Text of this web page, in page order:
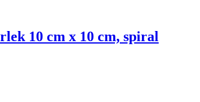
10 cm x 10 cm, spiral